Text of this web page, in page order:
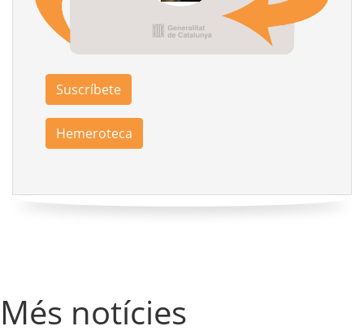
Suscríbete
Hemeroteca
Més notícies